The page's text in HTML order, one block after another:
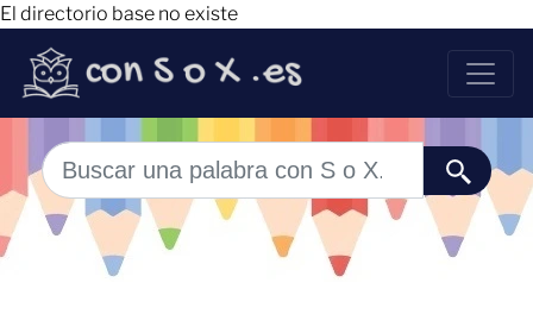
El directorio base no existe